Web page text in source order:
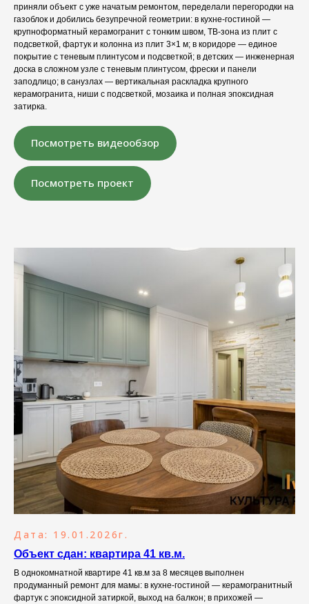
приняли объект с уже начатым ремонтом, переделали перегородки на
газоблок и добились безупречной геометрии: в кухне-гостиной —
крупноформатный керамогранит с тонким швом, ТВ-зона из плит с
подсветкой, фартук и колонна из плит 3×1 м; в коридоре — единое
покрытие с теневым плинтусом и подсветкой; в детских — инженерная
доска в сложном узле с теневым плинтусом, фрески и панели
заподлицо; в санузлах — вертикальная раскладка крупного
керамогранита, ниши с подсветкой, мозаика и полная эпоксидная
затирка.
Посмотреть видеообзор
Посмотреть проект
Дата: 19.01.2026г.
Объект сдан: квартира 41 кв.м.
В однокомнатной квартире 41 кв.м за 8 месяцев выполнен
продуманный ремонт для мамы: в кухне-гостиной — керамогранитный
фартук с эпоксидной затиркой, выход на балкон; в прихожей —